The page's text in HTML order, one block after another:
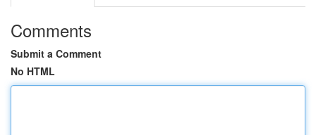
Comments
Submit a Comment
No HTML